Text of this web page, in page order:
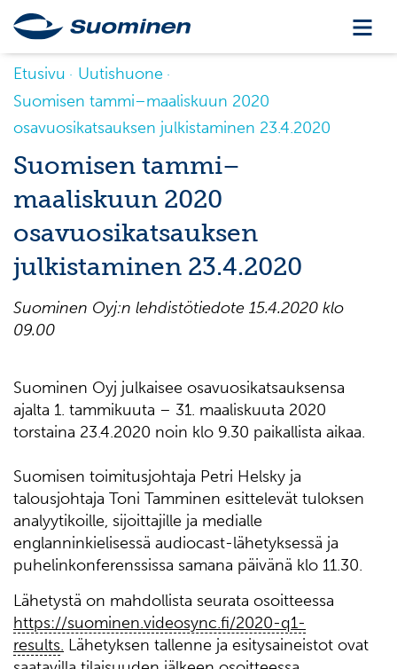
Etusivu
Uutishuone
Suomisen tammi–maaliskuun 2020
osavuosikatsauksen julkistaminen 23.4.2020
Suomisen tammi–
maaliskuun 2020
osavuosikatsauksen
julkistaminen 23.4.2020
Suominen Oyj:n lehdistötiedote 15.4.2020 klo
09.00
Suominen Oyj julkaisee osavuosikatsauksensa
ajalta 1. tammikuuta – 31. maaliskuuta 2020
torstaina 23.4.2020 noin klo 9.30 paikallista aikaa.
Suomisen toimitusjohtaja Petri Helsky ja
talousjohtaja Toni Tamminen esittelevät tuloksen
analyytikoille, sijoittajille ja medialle
englanninkielisessä audiocast-lähetyksessä ja
puhelinkonferenssissa samana päivänä klo 11.30.
Lähetystä on mahdollista seurata osoitteessa
https://suominen.videosync.fi/2020-q1-
results. Lähetyksen tallenne ja esitysaineistot ovat